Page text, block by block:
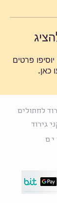
פרטים
כאן.
לחתולים
גירוד